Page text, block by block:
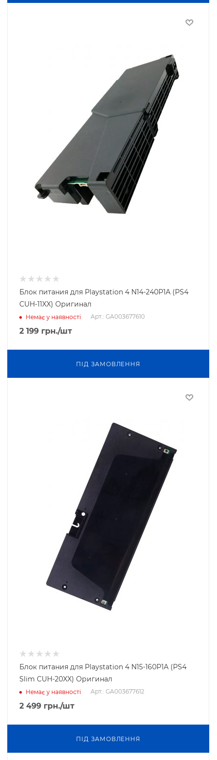
Блок питания для Playstation 4 N14-240P1A (PS4
CUH-11XX) Оригинал
Немає у наявності Арт.: GA003677610
2 199 грн./шт
ПIД ЗАМОВЛЕННЯ
Блок питания для Playstation 4 N15-160P1A (PS4
Slim CUH-20XX) Оригинал
Немає у наявності Арт.: GA003677612
2 499 грн./шт
ПIД ЗАМОВЛЕННЯ